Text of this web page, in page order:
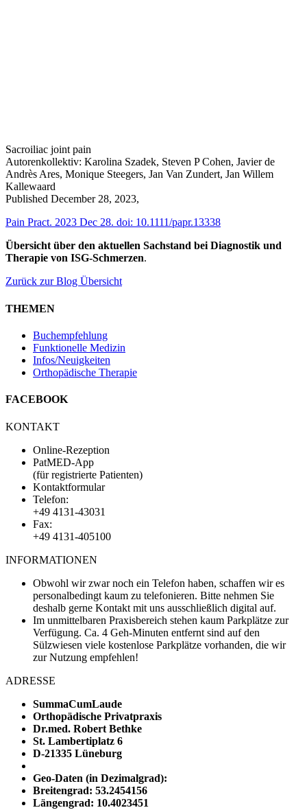
Sacroiliac joint pain
Autorenkollektiv: Karolina Szadek, Steven P Cohen, Javier de
Andrès Ares, Monique Steegers, Jan Van Zundert, Jan Willem
Kallewaard
Published December 28, 2023,
Pain Pract. 2023 Dec 28. doi: 10.1111/papr.13338
Übersicht über den aktuellen Sachstand bei Diagnostik und
Therapie von ISG-Schmerzen.
Zurück zur Blog Übersicht
THEMEN
Buchempfehlung
Funktionelle Medizin
Infos/Neuigkeiten
Orthopädische Therapie
FACEBOOK
KONTAKT
Online-Rezeption
PatMED-App
(für registrierte Patienten)
Kontaktformular
Telefon:
+49 4131-43031
Fax:
+49 4131-405100
INFORMATIONEN
Obwohl wir zwar noch ein Telefon haben, schaffen wir es
personalbedingt kaum zu telefonieren. Bitte nehmen Sie
deshalb gerne Kontakt mit uns ausschließlich digital auf.
Im unmittelbaren Praxisbereich stehen kaum Parkplätze zur
Verfügung. Ca. 4 Geh-Minuten entfernt sind auf den
Sülzwiesen viele kostenlose Parkplätze vorhanden, die wir
zur Nutzung empfehlen!
ADRESSE
SummaCumLaude
Orthopädische Privatpraxis
Dr.med. Robert Bethke
St. Lambertiplatz 6
D-21335 Lüneburg
Geo-Daten (in Dezimalgrad):
Breitengrad: 53.2454156
Längengrad: 10.4023451